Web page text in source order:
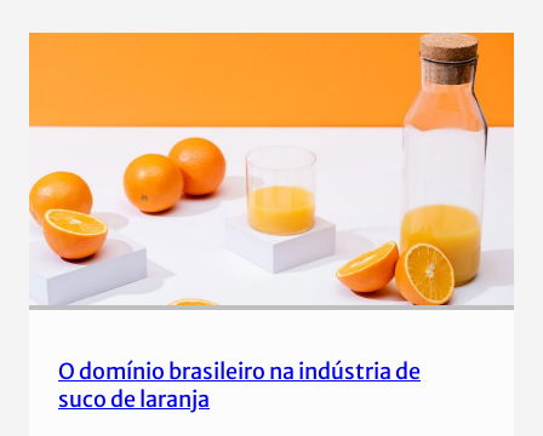
O domínio brasileiro na indústria de
suco de laranja